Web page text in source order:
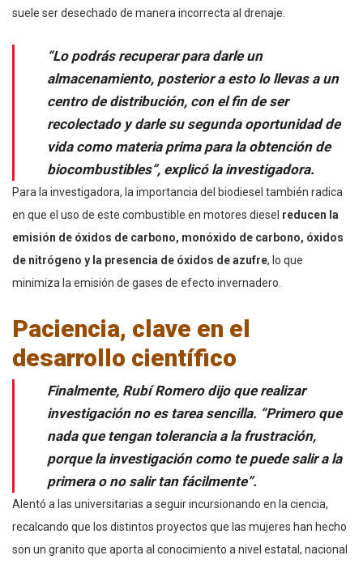
suele ser desechado de manera incorrecta al drenaje.
“Lo podrás recuperar para darle un
almacenamiento, posterior a esto lo llevas a un
centro de distribución, con el fin de ser
recolectado y darle su segunda oportunidad de
vida como materia prima para la obtención de
biocombustibles”, explicó la investigadora.
Para la investigadora, la importancia del biodiesel también radica
en que el uso de este combustible en motores diesel reducen la
emisión de óxidos de carbono, monóxido de carbono, óxidos
de nitrógeno y la presencia de óxidos de azufre, lo que
minimiza la emisión de gases de efecto invernadero.
Paciencia, clave en el
desarrollo científico
Finalmente, Rubí Romero dijo que realizar
investigación no es tarea sencilla. “Primero que
nada que tengan tolerancia a la frustración,
porque la investigación como te puede salir a la
primera o no salir tan fácilmente”.
Alentó a las universitarias a seguir incursionando en la ciencia,
recalcando que los distintos proyectos que las mujeres han hecho
son un granito que aporta al conocimiento a nivel estatal, nacional